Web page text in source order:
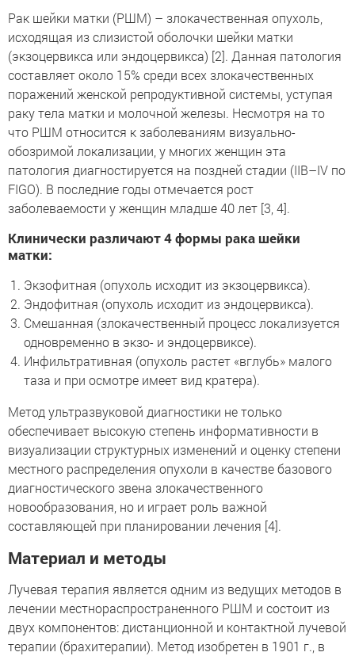
Рак шейки матки (РШМ) – злокачественная опухоль,
исходящая из слизистой оболочки шейки матки
(экзоцервикса или эндоцервикса) [2]. Данная патология
составляет около 15% среди всех злокачественных
поражений женской репродуктивной системы, уступая
раку тела матки и молочной железы. Несмотря на то
что РШМ относится к заболеваниям визуально-
обозримой локализации, у многих женщин эта
патология диагностируется на поздней стадии (IIB–IV по
FIGO). В последние годы отмечается рост
заболеваемости у женщин младше 40 лет [3, 4].
Клинически различают 4 формы рака шейки
матки:
Экзофитная (опухоль исходит из экзоцервикса).
Эндофитная (опухоль исходит из эндоцервикса).
Смешанная (злокачественный процесс локализуется
одновременно в экзо- и эндоцервиксе).
Инфильтративная (опухоль растет «вглубь» малого
таза и при осмотре имеет вид кратера).
Метод ультразвуковой диагностики не только
обеспечивает высокую степень информативности в
визуализации структурных изменений и оценку степени
местного распределения опухоли в качестве базового
диагностического звена злокачественного
новообразования, но и играет роль важной
составляющей при планировании лечения [4].
Материал и методы
Лучевая терапия является одним из ведущих методов в
лечении местнораспространенного РШМ и состоит из
двух компонентов: дистанционной и контактной лучевой
терапии (брахитерапии). Метод изобретен в 1901 г., в